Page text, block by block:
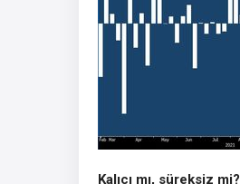
Kalıcı mı, süreksiz mi?